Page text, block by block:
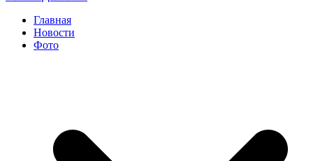
Главная
Новости
Фото